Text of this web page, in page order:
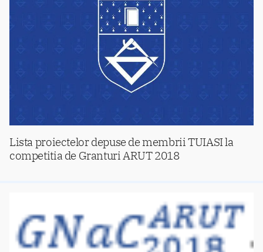
Lista proiectelor depuse de membrii TUIASI la
competitia de Granturi ARUT 2018